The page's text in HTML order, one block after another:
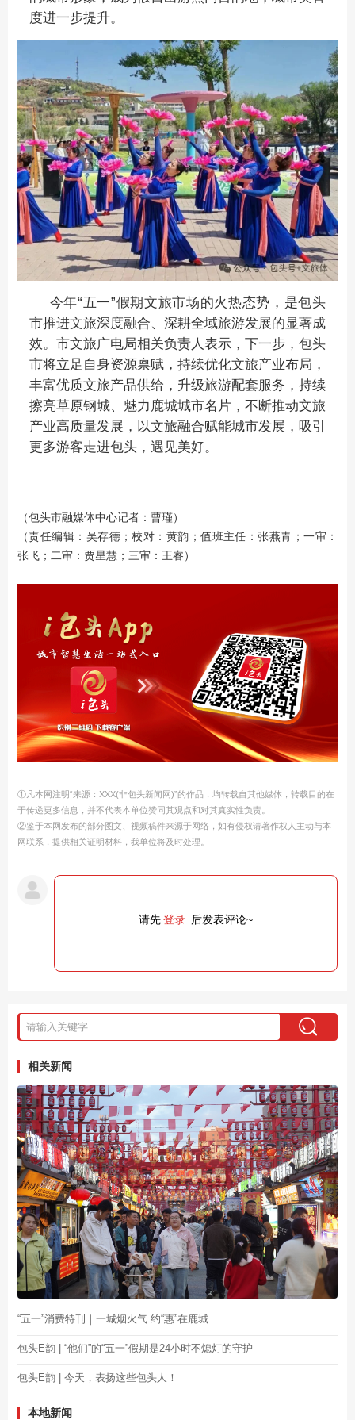
度进一步提升。
今年“五一”假期文旅市场的火热态势，是包头
市推进文旅深度融合、深耕全域旅游发展的显著成
效。市文旅广电局相关负责人表示，下一步，包头
市将立足自身资源禀赋，持续优化文旅产业布局，
丰富优质文旅产品供给，升级旅游配套服务，持续
擦亮草原钢城、魅力鹿城城市名片，不断推动文旅
产业高质量发展，以文旅融合赋能城市发展，吸引
更多游客走进包头，遇见美好。
（包头市融媒体中心记者：曹瑾）
（责任编辑：吴存德；校对：黄韵；值班主任：张燕青；一审：
张飞；二审：贾星慧；三审：王睿）
①凡本网注明“来源：XXX(非包头新闻网)”的作品，均转载自其他媒体，转载目的在
于传递更多信息，并不代表本单位赞同其观点和对其真实性负责。
②鉴于本网发布的部分图文、视频稿件来源于网络，如有侵权请著作权人主动与本
网联系，提供相关证明材料，我单位将及时处理。
请先登录 后发表评论~
相关新闻
“五一”消费特刊｜一城烟火气 约“惠”在鹿城
包头E韵 | “他们”的“五一”假期是24小时不熄灯的守护
包头E韵 | 今天，表扬这些包头人！
本地新闻